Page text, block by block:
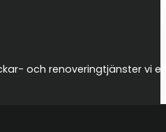
och renoveringtjänster vi